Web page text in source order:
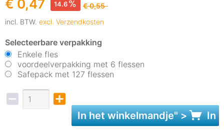
€ 0,47
14.6
€ 0,55
incl. BTW. excl. Verzendkosten
Selecteerbare verpakking
Enkele fles
voordeelverpakking met 6 flessen
Safepack met 127 flessen
In hetwinkelmandje" > In